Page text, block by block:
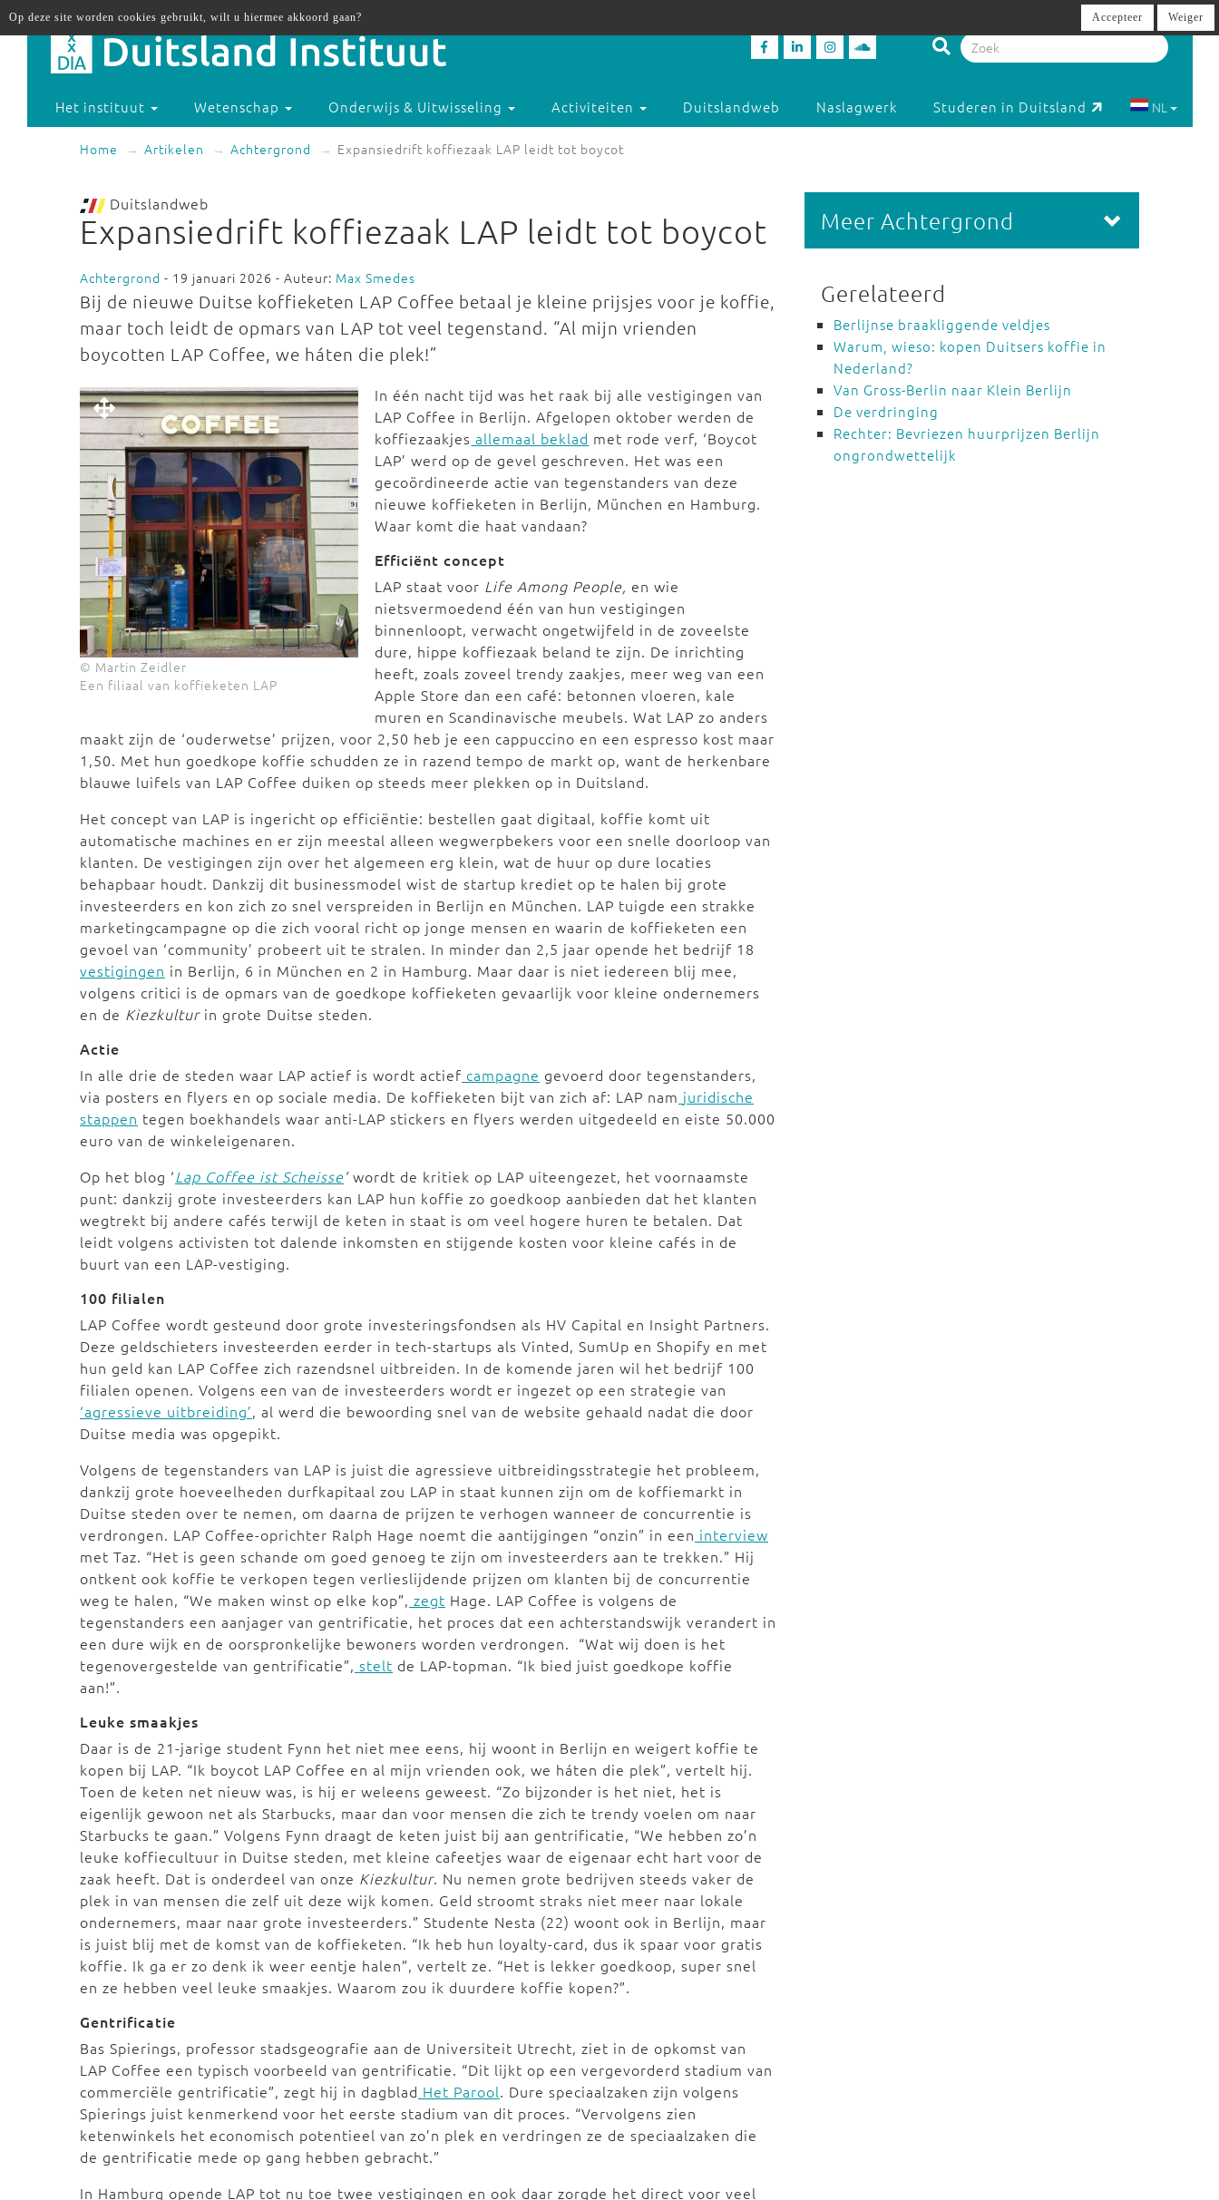
Het instituut Wetenschap Onderwijs & Uitwisseling Activiteiten Duitslandweb Naslagwerk Studeren in Duitsland NL
Home Artikelen Achtergrond Expansiedrift koffiezaak LAP leidt tot boycot
Duitslandweb
Expansiedrift koffiezaak LAP leidt tot boycot
Achtergrond - 19 januari 2026 - Auteur: Max Smedes
Bij de nieuwe Duitse koffieketen LAP Coffee betaal je kleine prijsjes voor je koffie,
maar toch leidt de opmars van LAP tot veel tegenstand. “Al mijn vrienden
boycotten LAP Coffee, we háten die plek!”
© Martin Zeidler
Een filiaal van koffieketen LAP
In één nacht tijd was het raak bij alle vestigingen van
LAP Coffee in Berlijn. Afgelopen oktober werden de
koffiezaakjes allemaal beklad met rode verf, ‘Boycot
LAP’ werd op de gevel geschreven. Het was een
gecoördineerde actie van tegenstanders van deze
nieuwe koffieketen in Berlijn, München en Hamburg.
Waar komt die haat vandaan?
Efficiënt concept
LAP staat voor Life Among People, en wie
nietsvermoedend één van hun vestigingen
binnenloopt, verwacht ongetwijfeld in de zoveelste
dure, hippe koffiezaak beland te zijn. De inrichting
heeft, zoals zoveel trendy zaakjes, meer weg van een
Apple Store dan een café: betonnen vloeren, kale
muren en Scandinavische meubels. Wat LAP zo anders
maakt zijn de ‘ouderwetse’ prijzen, voor 2,50 heb je een cappuccino en een espresso kost maar
1,50. Met hun goedkope koffie schudden ze in razend tempo de markt op, want de herkenbare
blauwe luifels van LAP Coffee duiken op steeds meer plekken op in Duitsland.
Het concept van LAP is ingericht op efficiëntie: bestellen gaat digitaal, koffie komt uit
automatische machines en er zijn meestal alleen wegwerpbekers voor een snelle doorloop van
klanten. De vestigingen zijn over het algemeen erg klein, wat de huur op dure locaties
behapbaar houdt. Dankzij dit businessmodel wist de startup krediet op te halen bij grote
investeerders en kon zich zo snel verspreiden in Berlijn en München. LAP tuigde een strakke
marketingcampagne op die zich vooral richt op jonge mensen en waarin de koffieketen een
gevoel van ‘community’ probeert uit te stralen. In minder dan 2,5 jaar opende het bedrijf 18
vestigingen in Berlijn, 6 in München en 2 in Hamburg. Maar daar is niet iedereen blij mee,
volgens critici is de opmars van de goedkope koffieketen gevaarlijk voor kleine ondernemers
en de Kiezkulturin grote Duitse steden.
Actie
In alle drie de steden waar LAP actief is wordt actief campagne gevoerd door tegenstanders,
via posters en flyers en op sociale media. De koffieketen bijt van zich af: LAP nam juridische
stappen tegen boekhandels waar anti-LAP stickers en flyers werden uitgedeeld en eiste 50.000
euro van de winkeleigenaren.
Op het blog ‘Lap Coffee ist Scheisse’wordt de kritiek op LAP uiteengezet, het voornaamste
punt: dankzij grote investeerders kan LAP hun koffie zo goedkoop aanbieden dat het klanten
wegtrekt bij andere cafés terwijl de keten in staat is om veel hogere huren te betalen. Dat
leidt volgens activisten tot dalende inkomsten en stijgende kosten voor kleine cafés in de
buurt van een LAP-vestiging.
100 filialen
LAP Coffee wordt gesteund door grote investeringsfondsen als HV Capital en Insight Partners.
Deze geldschieters investeerden eerder in tech-startups als Vinted, SumUp en Shopify en met
hun geld kan LAP Coffee zich razendsnel uitbreiden. In de komende jaren wil het bedrijf 100
filialen openen. Volgens een van de investeerders wordt er ingezet op een strategie van
‘agressieve uitbreiding’, al werd die bewoording snel van de website gehaald nadat die door
Duitse media was opgepikt.
Volgens de tegenstanders van LAP is juist die agressieve uitbreidingsstrategie het probleem,
dankzij grote hoeveelheden durfkapitaal zou LAP in staat kunnen zijn om de koffiemarkt in
Duitse steden over te nemen, om daarna de prijzen te verhogen wanneer de concurrentie is
verdrongen. LAP Coffee-oprichter Ralph Hage noemt die aantijgingen “onzin” in een interview
met Taz. “Het is geen schande om goed genoeg te zijn om investeerders aan te trekken.” Hij
ontkent ook koffie te verkopen tegen verlieslijdende prijzen om klanten bij de concurrentie
weg te halen, “We maken winst op elke kop”, zegt Hage. LAP Coffee is volgens de
tegenstanders een aanjager van gentrificatie, het proces dat een achterstandswijk verandert in
een dure wijk en de oorspronkelijke bewoners worden verdrongen. “Wat wij doen is het
tegenovergestelde van gentrificatie”, stelt de LAP-topman. “Ik bied juist goedkope koffie
aan!”.
Leuke smaakjes
Daar is de 21-jarige student Fynn het niet mee eens, hij woont in Berlijn en weigert koffie te
kopen bij LAP. “Ik boycot LAP Coffee en al mijn vrienden ook, we háten die plek”, vertelt hij.
Toen de keten net nieuw was, is hij er weleens geweest. “Zo bijzonder is het niet, het is
eigenlijk gewoon net als Starbucks, maar dan voor mensen die zich te trendy voelen om naar
Starbucks te gaan.” Volgens Fynn draagt de keten juist bij aan gentrificatie, “We hebben zo’n
leuke koffiecultuur in Duitse steden, met kleine cafeetjes waar de eigenaar echt hart voor de
zaak heeft. Dat is onderdeel van onze Kiezkultur. Nu nemen grote bedrijven steeds vaker de
plek in van mensen die zelf uit deze wijk komen. Geld stroomt straks niet meer naar lokale
ondernemers, maar naar grote investeerders.” Studente Nesta (22) woont ook in Berlijn, maar
is juist blij met de komst van de koffieketen. “Ik heb hun loyalty-card, dus ik spaar voor gratis
koffie. Ik ga er zo denk ik weer eentje halen”, vertelt ze. “Het is lekker goedkoop, super snel
en ze hebben veel leuke smaakjes. Waarom zou ik duurdere koffie kopen?”.
Gentrificatie
Bas Spierings, professor stadsgeografie aan de Universiteit Utrecht, ziet in de opkomst van
LAP Coffee een typisch voorbeeld van gentrificatie. “Dit lijkt op een vergevorderd stadium van
commerciële gentrificatie”, zegt hij in dagblad Het Parool. Dure speciaalzaken zijn volgens
Spierings juist kenmerkend voor het eerste stadium van dit proces. “Vervolgens zien
ketenwinkels het economisch potentieel van zo’n plek en verdringen ze de speciaalzaken die
de gentrificatie mede op gang hebben gebracht.”
In Hamburg opende LAP tot nu toe twee vestigingen en ook daar zorgde het direct voor veel
Meer Achtergrond
Gerelateerd
Berlijnse braakliggende veldjes
Warum, wieso: kopen Duitsers koffie in
Nederland?
Van Gross-Berlin naar Klein Berlijn
De verdringing
Rechter: Bevriezen huurprijzen Berlijn
ongrondwettelijk
Op deze site worden cookies gebruikt, wilt u hiermee akkoord gaan? Accepteer Weiger